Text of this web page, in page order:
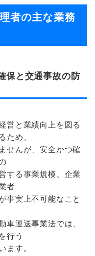
者の主な業務
保と交通事故の防
営と業績向上を図る
ため、
せんが、安全かつ確
する事業規模、企業
者
事実上不可能なこと
車運送事業法では、
行う
ます。